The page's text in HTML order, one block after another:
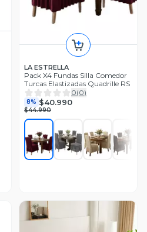
LA ESTRELLA
Pack X4 Fundas Silla Comedor
Turcas Elastizadas Quadrille RS
0(0)
8% $40.990
$44.990